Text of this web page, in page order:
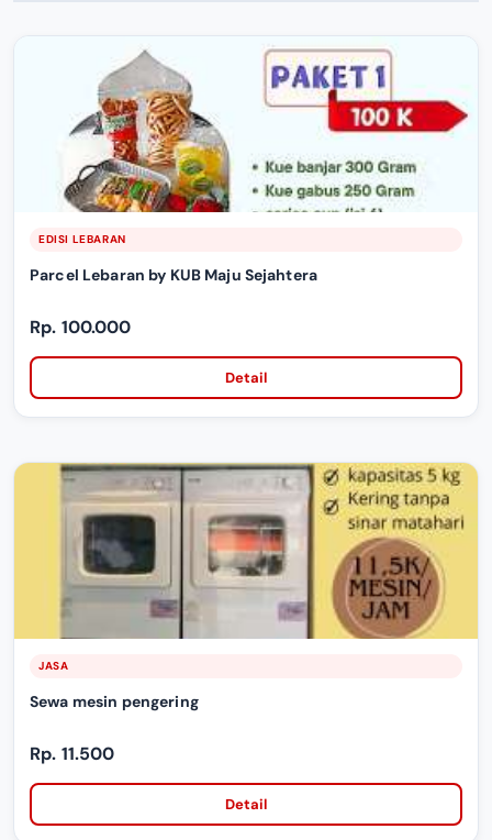
EDISI LEBARAN
Parcel Lebaran by KUB Maju Sejahtera
Rp. 100.000
Detail
JASA
Sewa mesin pengering
Rp. 11.500
Detail